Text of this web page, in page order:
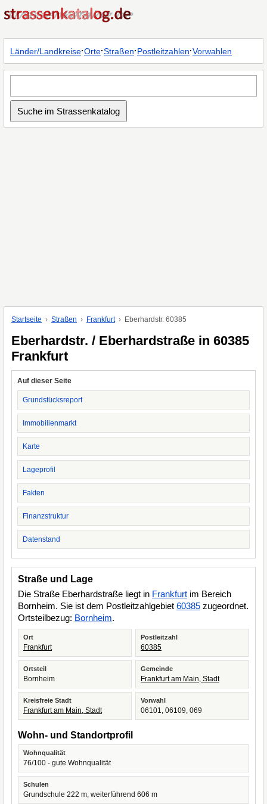
Länder/Landkreise·Orte·Straßen·Postleitzahlen·Vorwahlen
Startseite Straßen Frankfurt Eberhardstr. 60385
Eberhardstr. / Eberhardstraße in 60385
Frankfurt
Auf dieser Seite
Grundstücksreport
Immobilienmarkt
Karte
Lageprofil
Fakten
Finanzstruktur
Datenstand
Straße und Lage
Die Straße Eberhardstraße liegt in Frankfurt im Bereich
Bornheim. Sie ist dem Postleitzahlgebiet 60385 zugeordnet.
Ortsteilbezug: Bornheim.
Ort
Frankfurt
Postleitzahl
60385
Ortsteil
Bornheim
Gemeinde
Frankfurt am Main, Stadt
Kreisfreie Stadt
Frankfurt am Main, Stadt
Vorwahl
06101, 06109, 069
Wohn- und Standortprofil
Wohnqualität
76/100 - gute Wohnqualität
Schulen
Grundschule 222 m, weiterführend 606 m